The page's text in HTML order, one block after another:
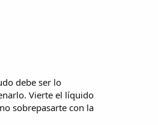
debe ser lo
Vierte el líquido
sobrepasarte con la